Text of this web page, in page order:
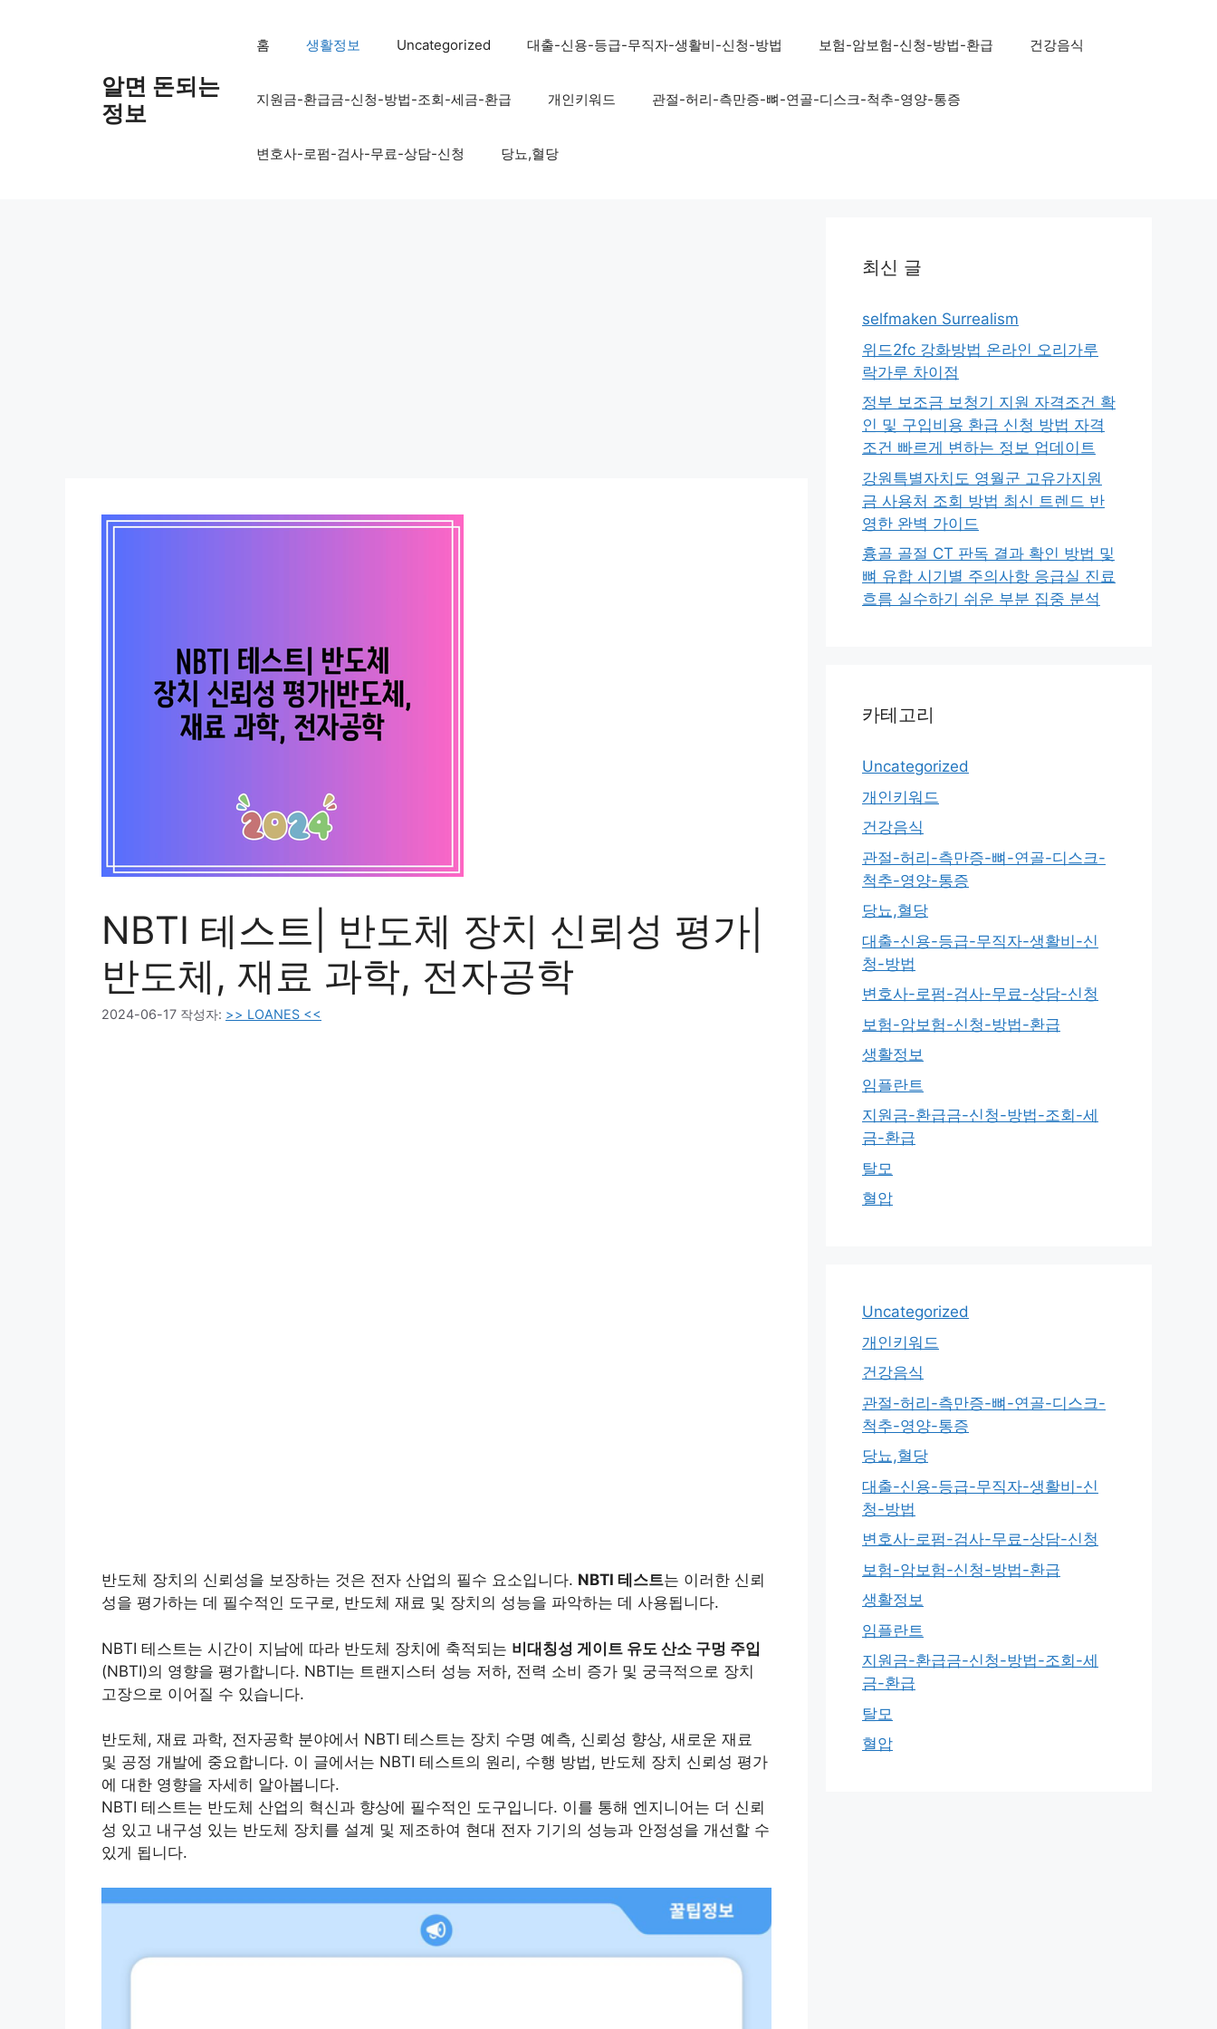
알면 돈되는
정보
홈 생활정보 Uncategorized 대출-신용-등급-무직자-생활비-신청-방법 보험-암보험-신청-방법-환급 건강음식
지원금-환급금-신청-방법-조회-세금-환급 개인키워드 관절-허리-측만증-뼈-연골-디스크-척추-영양-통증
변호사-로펌-검사-무료-상담-신청 당뇨,혈당
NBTI 테스트| 반도체 장치 신뢰성 평가|
반도체, 재료 과학, 전자공학
2024-06-17 작성자: >> LOANES <<
반도체 장치의 신뢰성을 보장하는 것은 전자 산업의 필수 요소입니다. NBTI 테스트는 이러한 신뢰
성을 평가하는 데 필수적인 도구로, 반도체 재료 및 장치의 성능을 파악하는 데 사용됩니다.
NBTI 테스트는 시간이 지남에 따라 반도체 장치에 축적되는 비대칭성 게이트 유도 산소 구멍 주입
(NBTI)의 영향을 평가합니다. NBTI는 트랜지스터 성능 저하, 전력 소비 증가 및 궁극적으로 장치
고장으로 이어질 수 있습니다.
반도체, 재료 과학, 전자공학 분야에서 NBTI 테스트는 장치 수명 예측, 신뢰성 향상, 새로운 재료
및 공정 개발에 중요합니다. 이 글에서는 NBTI 테스트의 원리, 수행 방법, 반도체 장치 신뢰성 평가
에 대한 영향을 자세히 알아봅니다.
NBTI 테스트는 반도체 산업의 혁신과 향상에 필수적인 도구입니다. 이를 통해 엔지니어는 더 신뢰
성 있고 내구성 있는 반도체 장치를 설계 및 제조하여 현대 전자 기기의 성능과 안정성을 개선할 수
있게 됩니다.
최신 글
selfmaken Surrealism
위드2fc 강화방법 온라인 오리가루
락가루 차이점
정부 보조금 보청기 지원 자격조건 확
인 및 구입비용 환급 신청 방법 자격
조건 빠르게 변하는 정보 업데이트
강원특별자치도 영월군 고유가지원
금 사용처 조회 방법 최신 트렌드 반
영한 완벽 가이드
흉골 골절 CT 판독 결과 확인 방법 및
뼈 유합 시기별 주의사항 응급실 진료
흐름 실수하기 쉬운 부분 집중 분석
카테고리
Uncategorized
개인키워드
건강음식
관절-허리-측만증-뼈-연골-디스크-
척추-영양-통증
당뇨,혈당
대출-신용-등급-무직자-생활비-신
청-방법
변호사-로펌-검사-무료-상담-신청
보험-암보험-신청-방법-환급
생활정보
임플란트
지원금-환급금-신청-방법-조회-세
금-환급
탈모
혈압
Uncategorized
개인키워드
건강음식
관절-허리-측만증-뼈-연골-디스크-
척추-영양-통증
당뇨,혈당
대출-신용-등급-무직자-생활비-신
청-방법
변호사-로펌-검사-무료-상담-신청
보험-암보험-신청-방법-환급
생활정보
임플란트
지원금-환급금-신청-방법-조회-세
금-환급
탈모
혈압